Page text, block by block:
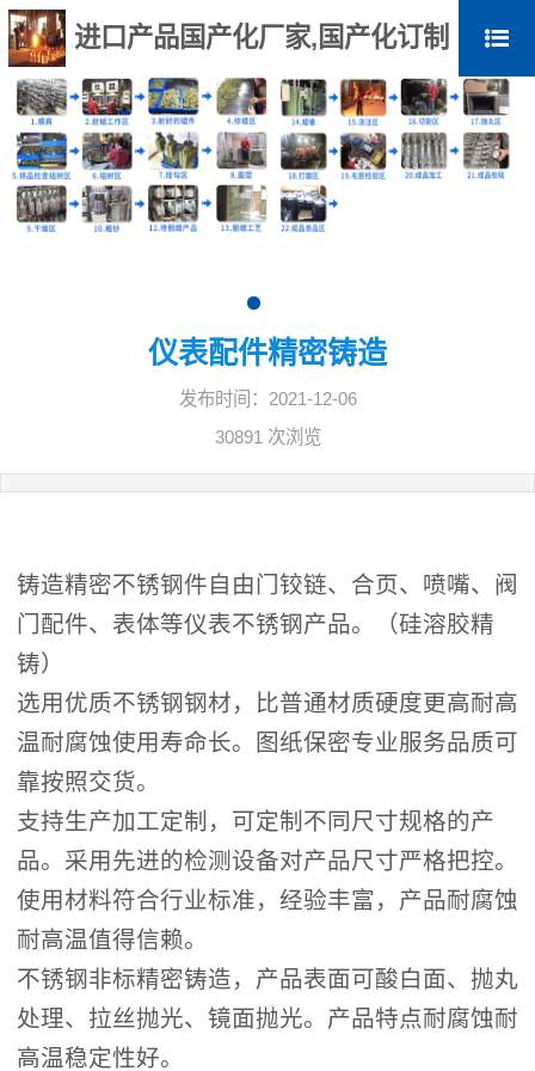
进口产品国产化厂家,国产化订制
仪表配件精密铸造
发布时间：2021-12-06
30891 次浏览
铸造精密不锈钢件自由门铰链、合页、喷嘴、阀
门配件、表体等仪表不锈钢产品。（硅溶胶精
铸）
选用优质不锈钢钢材，比普通材质硬度更高耐高
温耐腐蚀使用寿命长。图纸保密专业服务品质可
靠按照交货。
支持生产加工定制，可定制不同尺寸规格的产
品。采用先进的检测设备对产品尺寸严格把控。
使用材料符合行业标准，经验丰富，产品耐腐蚀
耐高温值得信赖。
不锈钢非标精密铸造，产品表面可酸白面、抛丸
处理、拉丝抛光、镜面抛光。产品特点耐腐蚀耐
高温稳定性好。